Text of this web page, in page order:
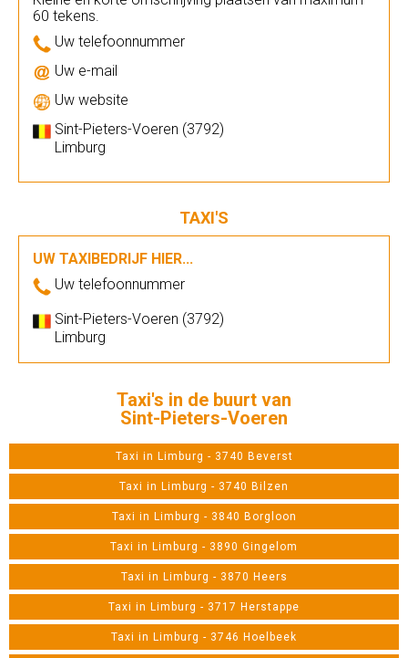
60 tekens.
Uw telefoonnummer
Uw e-mail
Uw website
Sint-Pieters-Voeren (3792)
Limburg
TAXI'S
UW TAXIBEDRIJF HIER...
Uw telefoonnummer
Sint-Pieters-Voeren (3792)
Limburg
Taxi's in de buurt van
Sint-Pieters-Voeren
Taxi in Limburg - 3740 Beverst
Taxi in Limburg - 3740 Bilzen
Taxi in Limburg - 3840 Borgloon
Taxi in Limburg - 3890 Gingelom
Taxi in Limburg - 3870 Heers
Taxi in Limburg - 3717 Herstappe
Taxi in Limburg - 3746 Hoelbeek